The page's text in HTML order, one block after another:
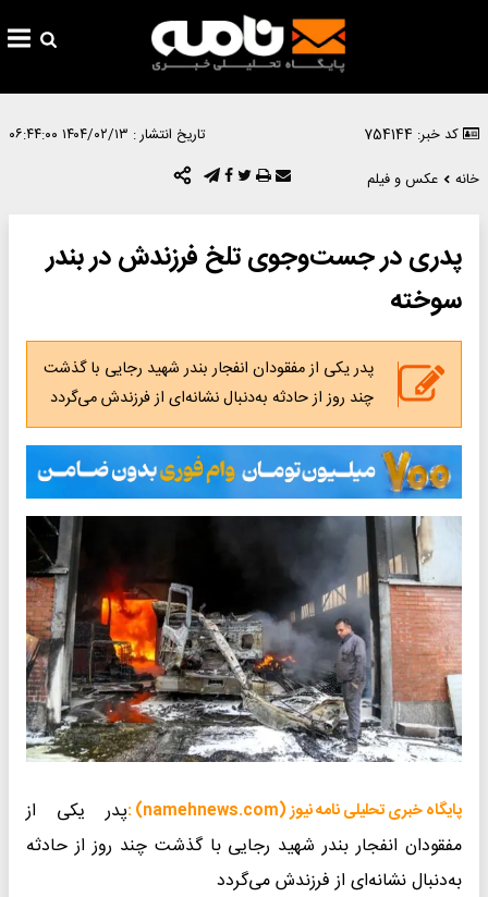
کد خبر: 754144 تاریخ انتشار : ۱۴۰۴/۰۲/۱۳ ۰۶:۴۴:۰۰
خانه
عکس و فیلم
پدری در جست‌وجوی تلخ فرزندش در بندر
سوخته
پدر یکی از مفقودان انفجار بندر شهید رجایی با گذشت
چند روز از حادثه به‌دنبال نشانه‌ای از فرزندش می‌گردد
پایگاه خبری تحلیلی نامه نیوز (namehnews.com) :
پدر یکی از
مفقودان انفجار بندر شهید رجایی با گذشت چند روز از حادثه
به‌دنبال نشانه‌ای از فرزندش می‌گردد